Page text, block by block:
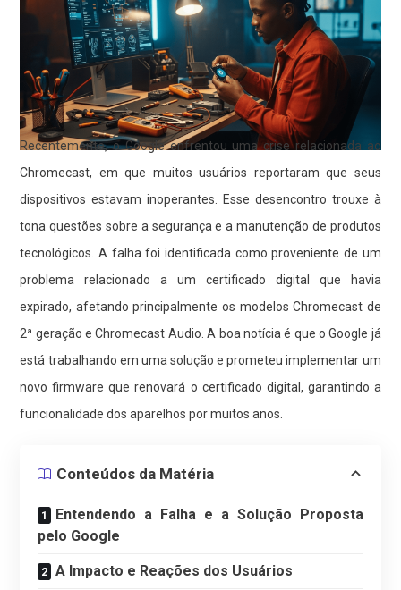
Recentemente, o Google enfrentou uma crise relacionada ao
Chromecast, em que muitos usuários reportaram que seus
dispositivos estavam inoperantes. Esse desencontro trouxe à
tona questões sobre a segurança e a manutenção de produtos
tecnológicos. A falha foi identificada como proveniente de um
problema relacionado a um certificado digital que havia
expirado, afetando principalmente os modelos Chromecast de
2ª geração e Chromecast Audio. A boa notícia é que o Google já
está trabalhando em uma solução e prometeu implementar um
novo firmware que renovará o certificado digital, garantindo a
funcionalidade dos aparelhos por muitos anos.
Conteúdos da Matéria
Entendendo a Falha e a Solução Proposta
pelo Google
A Impacto e Reações dos Usuários